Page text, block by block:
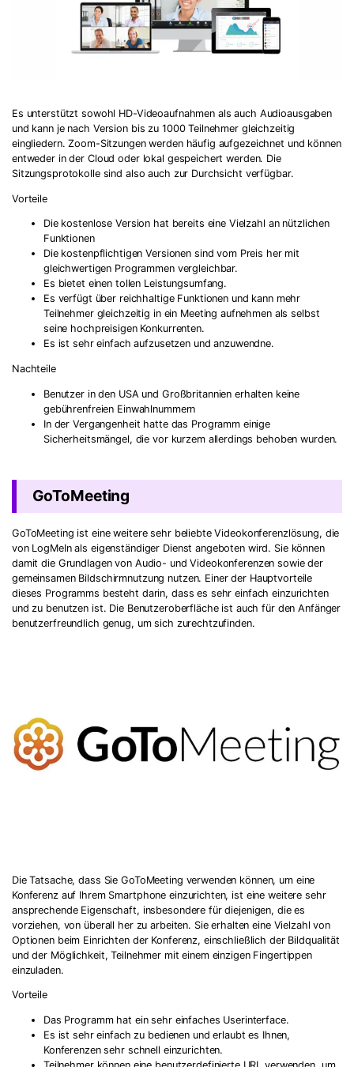
Es unterstützt sowohl HD-Videoaufnahmen als auch Audioausgaben
und kann je nach Version bis zu 1000 Teilnehmer gleichzeitig
eingliedern. Zoom-Sitzungen werden häufig aufgezeichnet und können
entweder in der Cloud oder lokal gespeichert werden. Die
Sitzungsprotokolle sind also auch zur Durchsicht verfügbar.
Vorteile
Die kostenlose Version hat bereits eine Vielzahl an nützlichen
Funktionen
Die kostenpflichtigen Versionen sind vom Preis her mit
gleichwertigen Programmen vergleichbar.
Es bietet einen tollen Leistungsumfang.
Es verfügt über reichhaltige Funktionen und kann mehr
Teilnehmer gleichzeitig in ein Meeting aufnehmen als selbst
seine hochpreisigen Konkurrenten.
Es ist sehr einfach aufzusetzen und anzuwendne.
Nachteile
Benutzer in den USA und Großbritannien erhalten keine
gebührenfreien Einwahlnummern
In der Vergangenheit hatte das Programm einige
Sicherheitsmängel, die vor kurzem allerdings behoben wurden.
GoToMeeting
GoToMeeting ist eine weitere sehr beliebte Videokonferenzlösung, die
von LogMeIn als eigenständiger Dienst angeboten wird. Sie können
damit die Grundlagen von Audio- und Videokonferenzen sowie der
gemeinsamen Bildschirmnutzung nutzen. Einer der Hauptvorteile
dieses Programms besteht darin, dass es sehr einfach einzurichten
und zu benutzen ist. Die Benutzeroberfläche ist auch für den Anfänger
benutzerfreundlich genug, um sich zurechtzufinden.
Die Tatsache, dass Sie GoToMeeting verwenden können, um eine
Konferenz auf Ihrem Smartphone einzurichten, ist eine weitere sehr
ansprechende Eigenschaft, insbesondere für diejenigen, die es
vorziehen, von überall her zu arbeiten. Sie erhalten eine Vielzahl von
Optionen beim Einrichten der Konferenz, einschließlich der Bildqualität
und der Möglichkeit, Teilnehmer mit einem einzigen Fingertippen
einzuladen.
Vorteile
Das Programm hat ein sehr einfaches Userinterface.
Es ist sehr einfach zu bedienen und erlaubt es Ihnen,
Konferenzen sehr schnell einzurichten.